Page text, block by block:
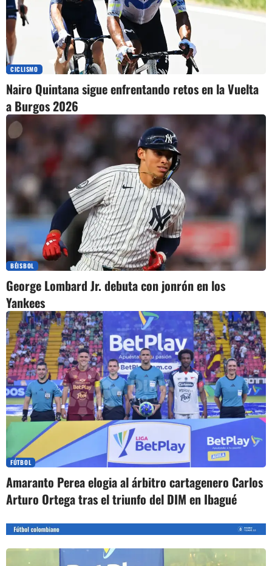
CICLISMO
Nairo Quintana sigue enfrentando retos en la Vuelta
a Burgos 2026
BÉISBOL
George Lombard Jr. debuta con jonrón en los
Yankees
FÚTBOL
Amaranto Perea elogia al árbitro cartagenero Carlos
Arturo Ortega tras el triunfo del DIM en Ibagué